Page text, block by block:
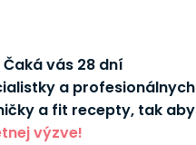
Čaká vás 28 dní
a profesionálnych
a fit recepty, tak aby
výzve!